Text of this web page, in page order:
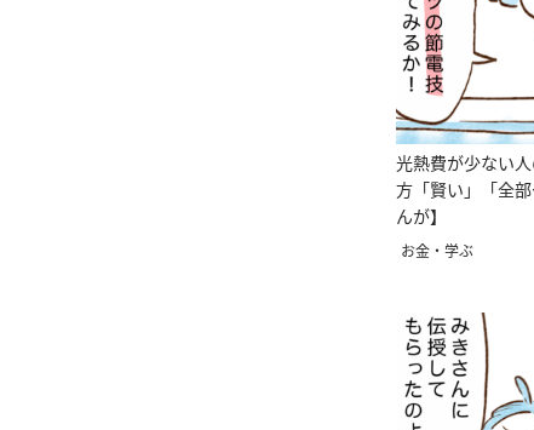
光熱費が少ない
方「賢い」「全
んが】
お金・学ぶ